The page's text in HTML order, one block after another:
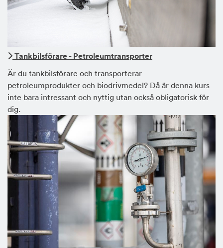
Tankbilsförare - Petroleumtransporter
Är du tankbilsförare och transporterar
petroleumprodukter och biodrivmedel? Då är denna kurs
inte bara intressant och nyttig utan också obligatorisk för
dig.